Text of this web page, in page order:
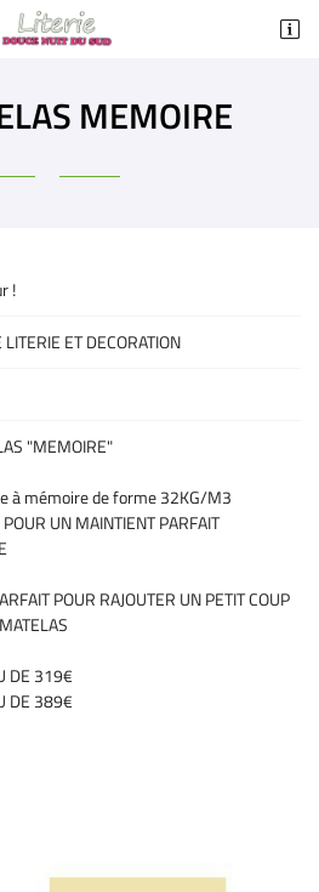

à recevoir nos propositions commerciales à
pouvez vous désinscrire à tout moment en
.
MEMOIRE
!
ET DECORATION
"MEMOIRE"
à mémoire de forme 32KG/M3
UN MAINTIENT PARFAIT
POUR RAJOUTER UN PETIT COUP
DE 319€
DE 389€